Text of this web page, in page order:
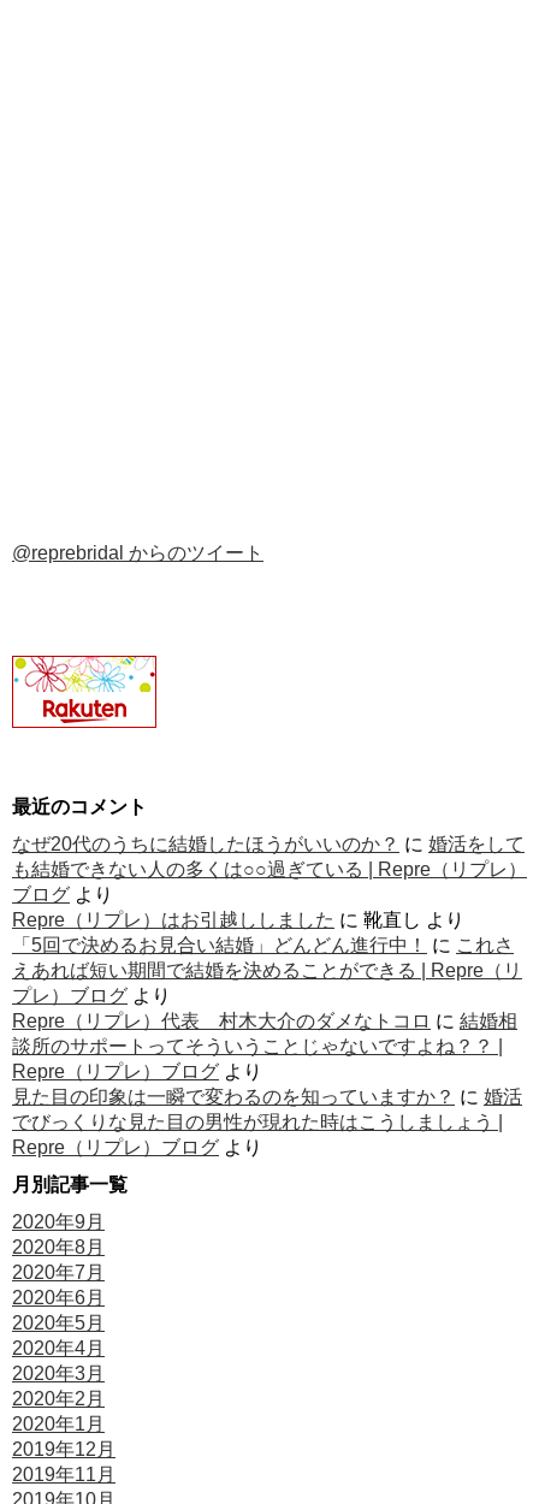
@reprebridal からのツイート
最近のコメント
なぜ20代のうちに結婚したほうがいいのか？ に 婚活をして
も結婚できない人の多くは○○過ぎている | Repre（リプレ）
ブログ より
Repre（リプレ）はお引越ししました に 靴直し より
「5回で決めるお見合い結婚」どんどん進行中！
に これさ
えあれば短い期間で結婚を決めることができる | Repre（リ
プレ）ブログ より
Repre（リプレ）代表 村木大介のダメなトコロ に 結婚相
談所のサポートってそういうことじゃないですよね？？ |
Repre（リプレ）ブログ より
見た目の印象は一瞬で変わるのを知っていますか？ に 婚活
でびっくりな見た目の男性が現れた時はこうしましょう |
Repre（リプレ）ブログ より
月別記事一覧
2020年9月
2020年8月
2020年7月
2020年6月
2020年5月
2020年4月
2020年3月
2020年2月
2020年1月
2019年12月
2019年11月